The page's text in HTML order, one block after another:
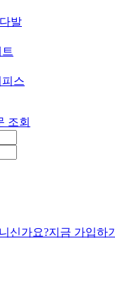
발
스
조회
신가요?지금 가입하기